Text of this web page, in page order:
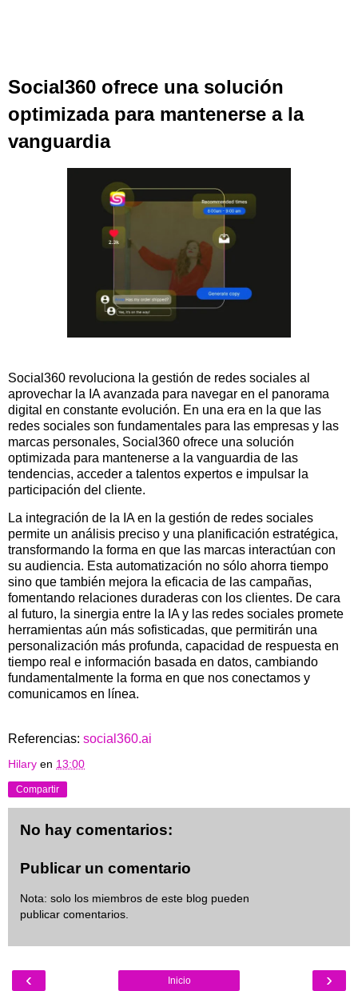
Social360 ofrece una solución
optimizada para mantenerse a la
vanguardia
Social360 revoluciona la gestión de redes sociales al
aprovechar la IA avanzada para navegar en el panorama
digital en constante evolución. En una era en la que las
redes sociales son fundamentales para las empresas y las
marcas personales, Social360 ofrece una solución
optimizada para mantenerse a la vanguardia de las
tendencias, acceder a talentos expertos e impulsar la
participación del cliente.
La integración de la IA en la gestión de redes sociales
permite un análisis preciso y una planificación estratégica,
transformando la forma en que las marcas interactúan con
su audiencia. Esta automatización no sólo ahorra tiempo
sino que también mejora la eficacia de las campañas,
fomentando relaciones duraderas con los clientes. De cara
al futuro, la sinergia entre la IA y las redes sociales promete
herramientas aún más sofisticadas, que permitirán una
personalización más profunda, capacidad de respuesta en
tiempo real e información basada en datos, cambiando
fundamentalmente la forma en que nos conectamos y
comunicamos en línea.
Referencias: social360.ai
Hilary en 13:00
Compartir
No hay comentarios:
Publicar un comentario
Nota: solo los miembros de este blog pueden
publicar comentarios.
‹ ›
Inicio